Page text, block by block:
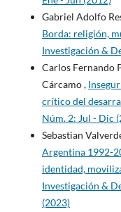
Gabriel Adolfo
Borda: religión,
Investigación &
Carlos Fernando
Cárcamo ,
crítico del
Núm. 2: Jul - Dic
Sebastian
Argentina 1992-
identidad,
Investigación &
(2023)